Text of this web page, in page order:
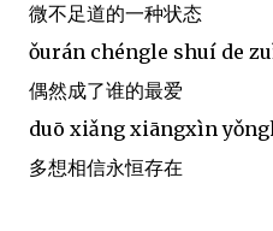
微不足道的一种状态
ǒurán chéngle shuí de
偶然成了谁的最爱
duō xiǎng xiāngxìn
多想相信永恒存在